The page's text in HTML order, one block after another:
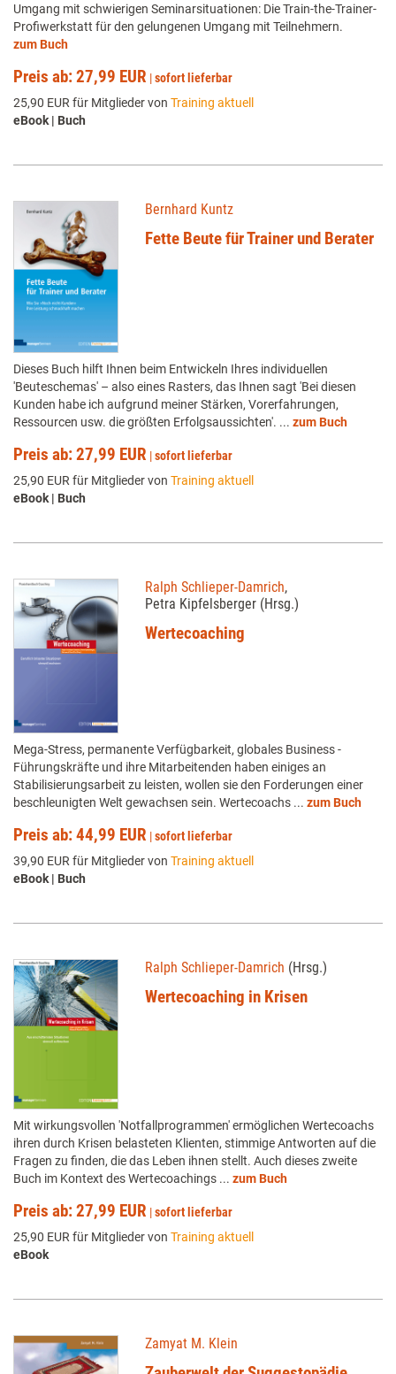
Umgang mit schwierigen Seminarsituationen: Die Train-the-Trainer-
Profiwerkstatt für den gelungenen Umgang mit Teilnehmern.
zum Buch
Preis ab: 27,99 EUR |sofort lieferbar
25,90 EUR für Mitglieder von Training aktuell
eBook | Buch
Bernhard Kuntz
Fette Beute für Trainer und Berater
Dieses Buch hilft Ihnen beim Entwickeln Ihres individuellen
'Beuteschemas' – also eines Rasters, das Ihnen sagt 'Bei diesen
Kunden habe ich aufgrund meiner Stärken, Vorerfahrungen,
Ressourcen usw. die größten Erfolgsaussichten'. ... zum Buch
Preis ab: 27,99 EUR |sofort lieferbar
25,90 EUR für Mitglieder von Training aktuell
eBook | Buch
Ralph Schlieper-Damrich,
Petra Kipfelsberger (Hrsg.)
Wertecoaching
Mega-Stress, permanente Verfügbarkeit, globales Business -
Führungskräfte und ihre Mitarbeitenden haben einiges an
Stabilisierungsarbeit zu leisten, wollen sie den Forderungen einer
beschleunigten Welt gewachsen sein. Wertecoachs ... zum Buch
Preis ab: 44,99 EUR |sofort lieferbar
39,90 EUR für Mitglieder von Training aktuell
eBook | Buch
Ralph Schlieper-Damrich (Hrsg.)
Wertecoaching in Krisen
Mit wirkungsvollen 'Notfallprogrammen' ermöglichen Wertecoachs
ihren durch Krisen belasteten Klienten, stimmige Antworten auf die
Fragen zu finden, die das Leben ihnen stellt. Auch dieses zweite
Buch im Kontext des Wertecoachings ... zum Buch
Preis ab: 27,99 EUR |sofort lieferbar
25,90 EUR für Mitglieder von Training aktuell
eBook
Zamyat M. Klein